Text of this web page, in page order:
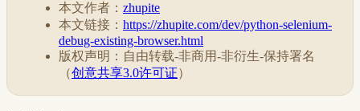
本文作者： zhupite
本文链接： https://zhupite.com/dev/python-selenium-
debug-existing-browser.html
版权声明：自由转载-非商用-非衍生-保持署名
（创意共享3.0许可证）